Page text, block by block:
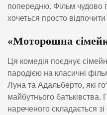
попередню. Фільм чудово
хочеться просто
«Моторошна
Ця комедія поєднує
пародією на класичні
Луна та Адальберто, які
майбутнього
нареченого складається